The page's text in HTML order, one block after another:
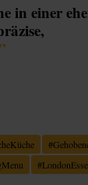
in einer
#
#